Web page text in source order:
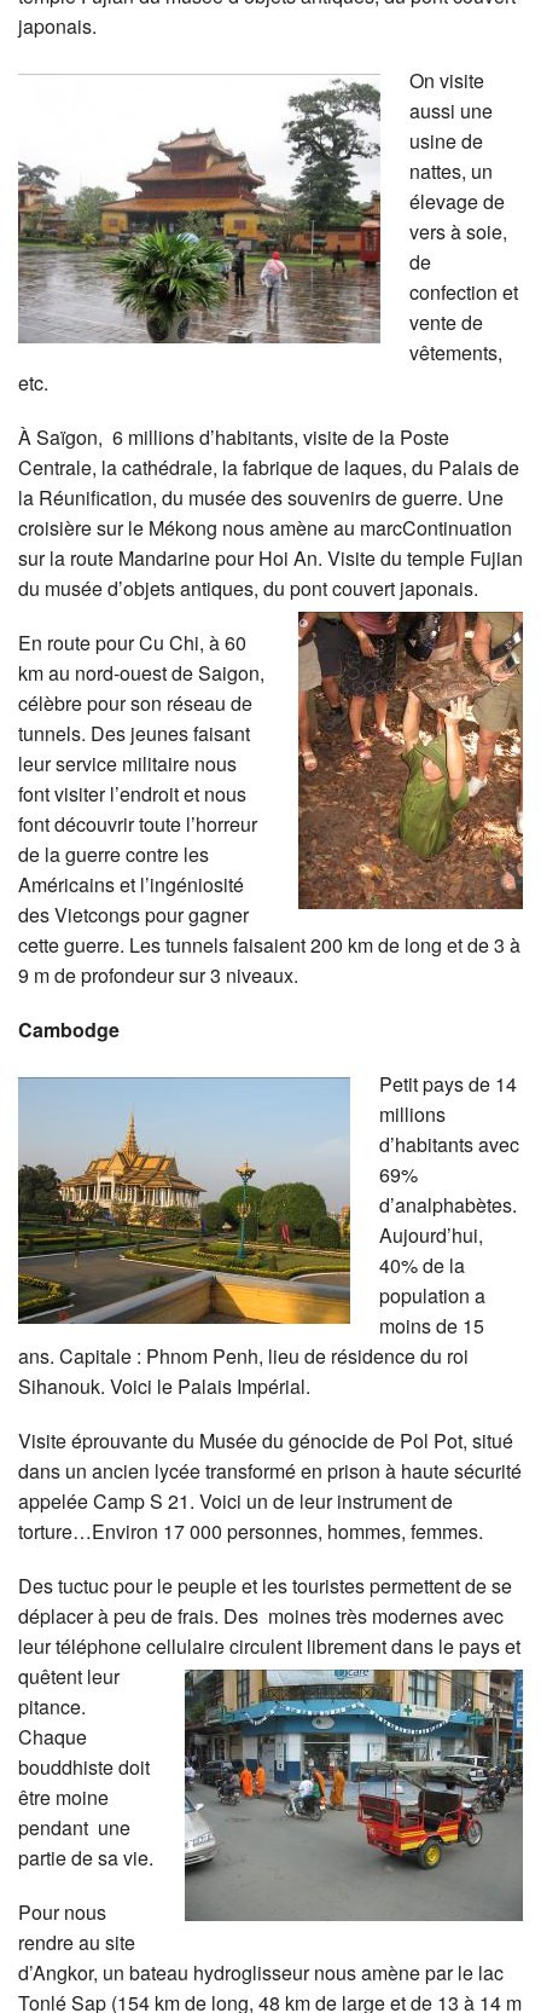
japonais.
On visite
aussi une
usine de
nattes, un
élevage de
vers à soie,
de
confection et
vente de
vêtements,
etc.
À Saïgon, 6 millions d’habitants, visite de la Poste
Centrale, la cathédrale, la fabrique de laques, du Palais de
la Réunification, du musée des souvenirs de guerre. Une
croisière sur le Mékong nous amène au marcContinuation
sur la route Mandarine pour Hoi An. Visite du temple Fujian
du musée d’objets antiques, du pont couvert japonais.
En route pour Cu Chi, à 60
km au nord-ouest de Saigon,
célèbre pour son réseau de
tunnels. Des jeunes faisant
leur service militaire nous
font visiter l’endroit et nous
font découvrir toute l’horreur
de la guerre contre les
Américains et l’ingéniosité
des Vietcongs pour gagner
cette guerre. Les tunnels faisaient 200 km de long et de 3 à
9 m de profondeur sur 3 niveaux.
Cambodge
Petit pays de 14
millions
d’habitants avec
69%
d’analphabètes.
Aujourd’hui,
40% de la
population a
moins de 15
ans. Capitale : Phnom Penh, lieu de résidence du roi
Sihanouk. Voici le Palais Impérial.
Visite éprouvante du Musée du génocide de Pol Pot, situé
dans un ancien lycée transformé en prison à haute sécurité
appelée Camp S 21. Voici un de leur instrument de
torture…Environ 17 000 personnes, hommes, femmes.
Des tuctuc pour le peuple et les touristes permettent de se
déplacer à peu de frais. Des moines très modernes avec
leur téléphone cellulaire circulent librement dans le pays et
quêtent leur
pitance.
Chaque
bouddhiste doit
être moine
pendant une
partie de sa vie.
Pour nous
rendre au site
d’Angkor, un bateau hydroglisseur nous amène par le lac
Tonlé Sap (154 km de long, 48 km de large et de 13 à 14 m